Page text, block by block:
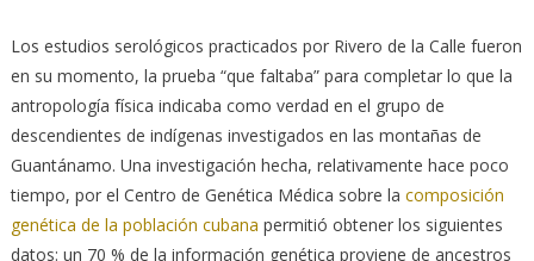
Los estudios serológicos practicados por Rivero de la Calle fueron
en su momento, la prueba “que faltaba” para completar lo que la
antropología física indicaba como verdad en el grupo de
descendientes de indígenas investigados en las montañas de
Guantánamo. Una investigación hecha, relativamente hace poco
tiempo, por el Centro de Genética Médica sobre la composición
genética de la población cubana permitió obtener los siguientes
datos: un 70 % de la información genética proviene de ancestros